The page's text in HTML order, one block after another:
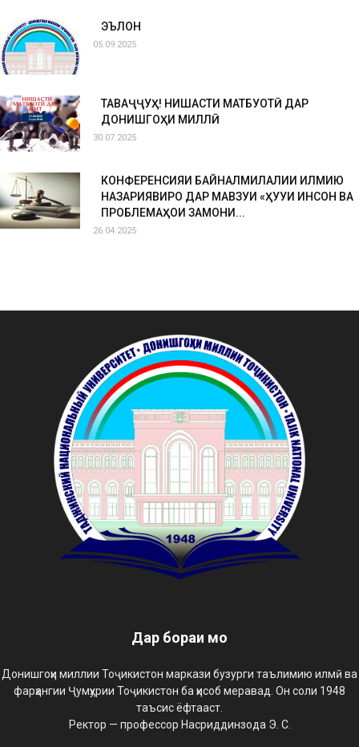
ЭЪЛОН
05.09.2025
ТАВАҶҶУҲ! НИШАСТИ МАТБУОТӢ ДАР
ДОНИШГОҲИ МИЛЛӢ
30.07.2025
КОНФЕРЕНСИЯИ БАЙНАЛМИЛАЛИИ ИЛМИЮ
НАЗАРИЯВИРО ДАР МАВЗУИ «ҲУҚУҚИ ИНСОН ВА
ПРОБЛЕМАҲОИ ЗАМОНИ...
26.04.2025
Дар бораи мо
Донишгоҳи миллии Тоҷикистон маркази бузурги таълимию илмӣ ва
фарҳангии Ҷумҳурии Тоҷикистон ба ҳисоб меравад. Он соли 1948
таъсис ёфтааст.
Ректор — профессор Насриддинзода Э. С.